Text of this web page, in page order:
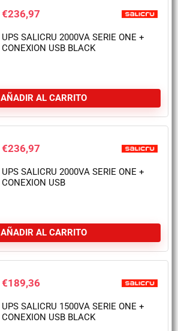
€236,97
UPS SALICRU 2000VA SERIE ONE +
CONEXION USB BLACK
AÑADIR AL CARRITO
€236,97
UPS SALICRU 2000VA SERIE ONE +
CONEXION USB
AÑADIR AL CARRITO
€189,36
UPS SALICRU 1500VA SERIE ONE +
CONEXION USB BLACK